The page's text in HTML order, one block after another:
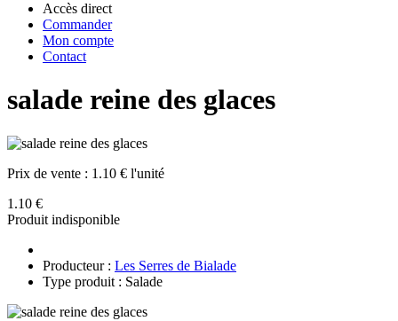
Accès direct
Commander
Mon compte
Contact
salade reine des glaces
Prix de vente : 1.10 € l'unité
1.10 €
Produit indisponible
Producteur : Les Serres de Bialade
Type produit : Salade